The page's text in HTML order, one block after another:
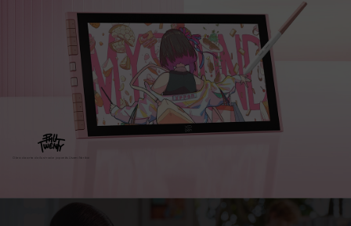
Obra de arte do ilustrador japonês Usami Norikoi